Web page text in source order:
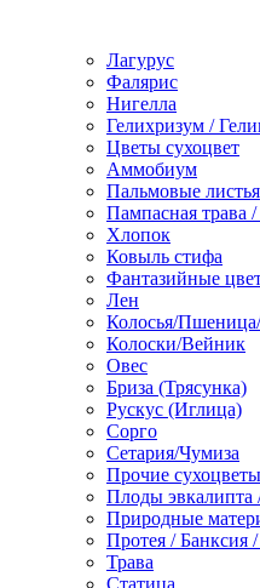
Лагурус
Фалярис
Нигелла
Гелихризум /
Цветы сухоцвет
Аммобиум
Пальмовые листья
Пампасная трава
Хлопок
Ковыль стифа
Фантазийные
Лен
Колосья/
Колоски/Вейник
Овес
Бриза (Трясунка)
Рускус (Иглица)
Сорго
Сетария/Чумиза
Прочие сухоцветы
Плоды эвкалипта
Природные
Протея / Банксия
Трава
Статица